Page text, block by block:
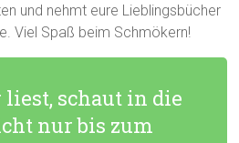
und nehmt eure Lieblingsbücher
Viel Spaß beim Schmökern!
liest, schaut in die
nur bis zum